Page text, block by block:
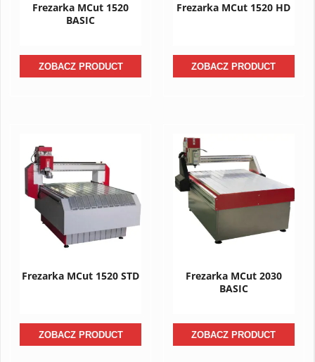
Frezarka MCut 1520
BASIC
ZOBACZ PRODUCT
Frezarka MCut 1520 HD
ZOBACZ PRODUCT
Frezarka MCut 1520 STD
ZOBACZ PRODUCT
Frezarka MCut 2030
BASIC
ZOBACZ PRODUCT